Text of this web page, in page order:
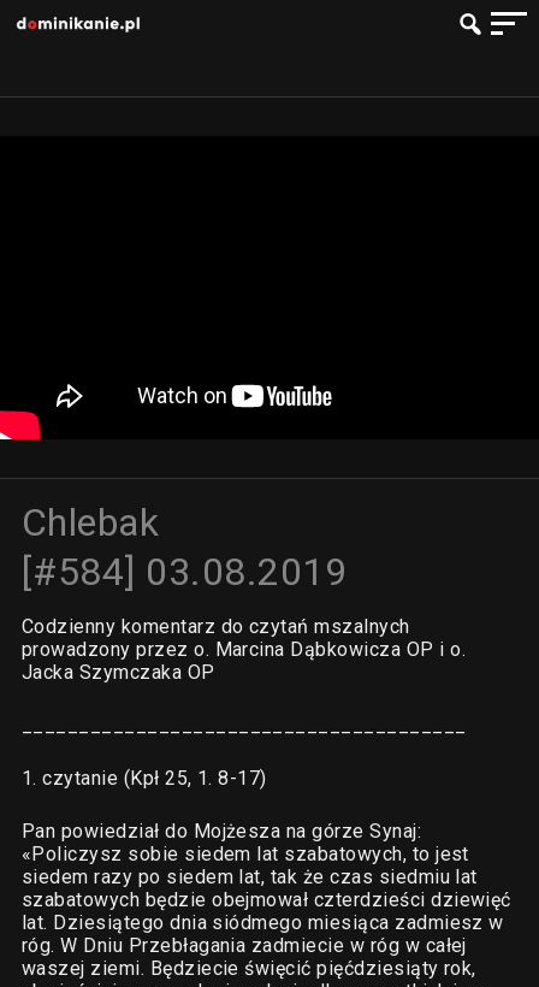
Chlebak
[#584] 03.08.2019
Codzienny komentarz do czytań mszalnych
prowadzony przez o. Marcina Dąbkowicza OP i o.
Jacka Szymczaka OP
1. czytanie (Kpł 25, 1. 8-17)
Pan powiedział do Mojżesza na górze Synaj:
«Policzysz sobie siedem lat szabatowych, to jest
siedem razy po siedem lat, tak że czas siedmiu lat
szabatowych będzie obejmował czterdzieści dziewięć
lat. Dziesiątego dnia siódmego miesiąca zadmiesz w
róg. W Dniu Przebłagania zadmiecie w róg w całej
waszej ziemi. Będziecie święcić pięćdziesiąty rok,